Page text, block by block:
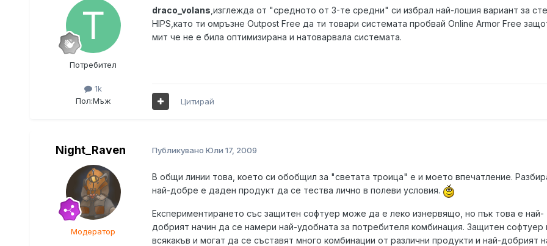
Потребител
1k
Пол:Мъж
draco_volans ,изглежда от "средното от 3-те средни" си избрал най-лошия вариант за
HIPS,като ти омръзне Outpost Free да ти товари системата пробвай Online Armor Free
мит че не е била оптимизирана и натоварвала системата.
Цитирай
Night_Raven
Модератор
Публикувано Юли 17, 2009
В общи линии това, което си обобщил за "светата троица" е и моето впечатление.
най-добре е даден продукт да се тества лично в полеви условия.
Експериментирането със защитен софтуер може да е леко изнервящо, но пък това е най-
добрият начин да се намери най-удобната за потребителя комбинация. Защитен софтуер
всякакъв и могат да се съставят много комбинации от различни продукти и най-добрият